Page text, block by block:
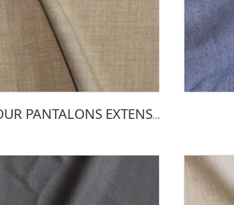
TISSE POLY RAYON POUR PANTALONS EXTENSIBLE